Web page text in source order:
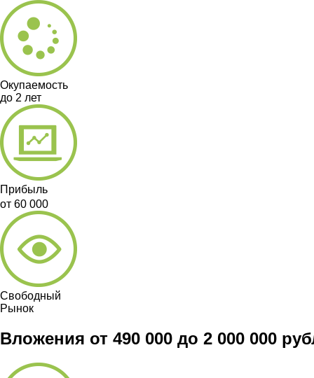
Окупаемость
до 2 лет
Прибыль
от 60 000
Свободный
Рынок
Вложения от 490 000 до 2 000 000